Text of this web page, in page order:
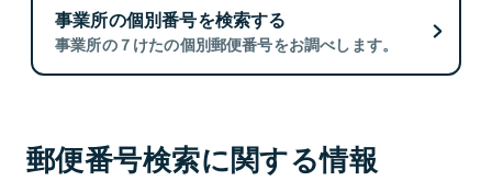
事業所の個別番号を検索する
事業所の７けたの個別郵便番号をお調べします。
郵便番号検索に関する情報